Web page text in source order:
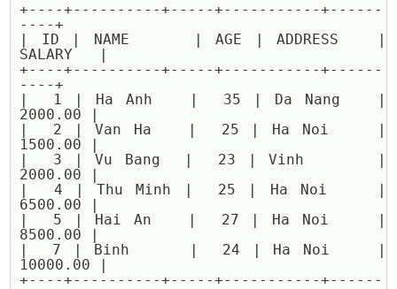
+----+----------+-----+-----------+------
----+
| ID | NAME     | AGE | ADDRESS   |
SALARY   |
+----+----------+-----+-----------+------
----+
|  1 | Ha Anh   |  35 | Da Nang   |
2000.00 |
|  2 | Van Ha   |  25 | Ha Noi    |
1500.00 |
|  3 | Vu Bang  |  23 | Vinh      |
2000.00 |
|  4 | Thu Minh |  25 | Ha Noi    |
6500.00 |
|  5 | Hai An   |  27 | Ha Noi    |
8500.00 |
|  7 | Binh     |  24 | Ha Noi    |
10000.00 |
+----+----------+-----+-----------+------